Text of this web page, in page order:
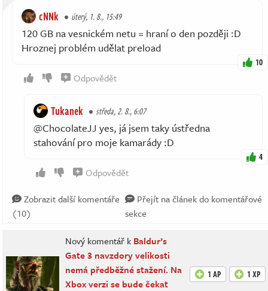
cNNk úterý, 1. 8., 15:49
120 GB na vesnickém netu = hraní o den později :D
Hroznej problém udělat preload
10
Odpovědět
Tukanek středa, 2. 8., 6:07
@ChocolateJJ yes, já jsem taky ústředna
stahování pro moje kamarády :D
4
Odpovědět
Zobrazit další komentáře
(10)
Přejít na článek do komentářové
sekce
Nový komentář k Baldur’s
Gate 3 navzdory velikosti
nemá předběžné stažení. Na
Xbox verzi se bude čekat
1 AP 1 XP